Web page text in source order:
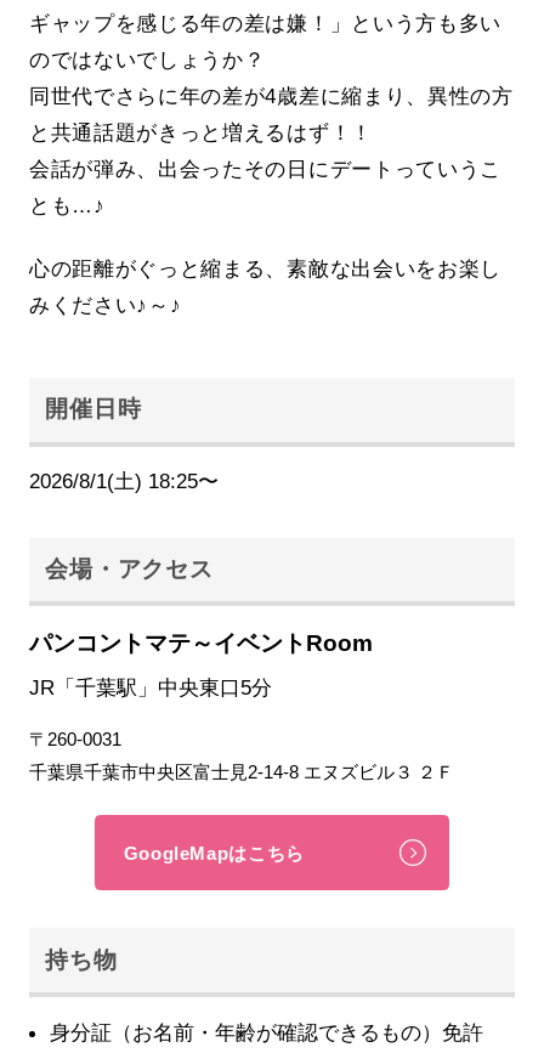
ギャップを感じる年の差は嫌！」という方も多い
のではないでしょうか？
同世代でさらに年の差が4歳差に縮まり、異性の方
と共通話題がきっと増えるはず！！
会話が弾み、出会ったその日にデートっていうこ
とも…♪
心の距離がぐっと縮まる、素敵な出会いをお楽し
みください♪～♪
開催日時
2026/8/1(土) 18:25〜
会場・アクセス
パンコントマテ～イベントRoom
JR「千葉駅」中央東口5分
〒260-0031
千葉県千葉市中央区富士見2-14-8 エヌズビル３ ２Ｆ
GoogleMapはこちら
持ち物
身分証（お名前・年齢が確認できるもの）免許